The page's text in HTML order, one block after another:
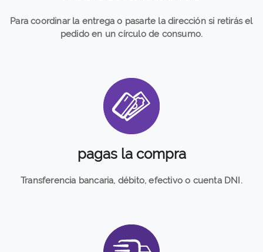
Para coordinar la entrega o pasarte la dirección si retirás el
pedido en un círculo de consumo.
pagas la compra
Transferencia bancaria, débito, efectivo o cuenta DNI.